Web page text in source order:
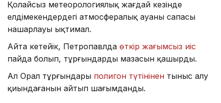
Қолайсыз метеорологиялық жағдай кезінде
елдімекендердегі атмосфералық ауаның сапасы
нашарлауы ықтимал.
Айта кетейік, Петропавлда өткір жағымсыз иіс
пайда болып, тұрғындардың мазасын қашырды.
Ал Орал тұрғындары полигон түтінінен тыныс алу
қиындағанын айтып шағымданды.